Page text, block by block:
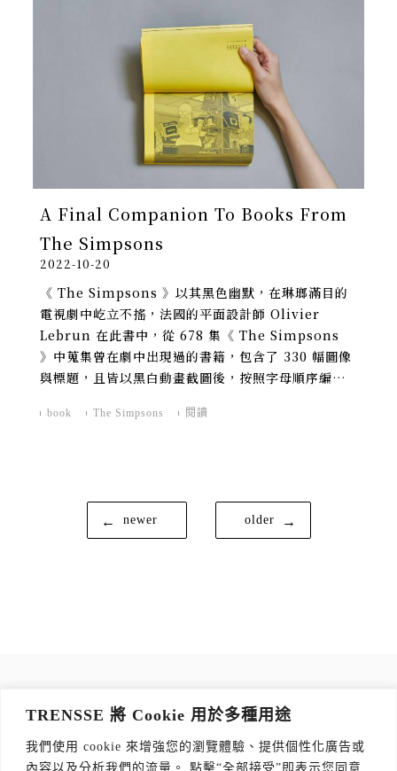
TRENSSE 將 Cookie 用於多種用途
我們使用 cookie 來增強您的瀏覽體驗、提供個性化廣告或
內容以及分析我們的流量。 點擊“全部接受”即表示您同意
A Final Companion To Books From
The Simpsons
2022-10-20
《 The Simpsons 》以其黑色幽默，在琳瑯滿目的
電視劇中屹立不搖，法國的平面設計師 Olivier
Lebrun 在此書中，從 678 集《 The Simpsons
》中蒐集曾在劇中出現過的書籍，包含了 330 幅圖像
與標題，且皆以黑白動畫截圖後，按照字母順序編
book The Simpsons 閱讀
older
newer
讀出你的品味，每週獲取質感生活 Tips！
訂閱傳思電子報*